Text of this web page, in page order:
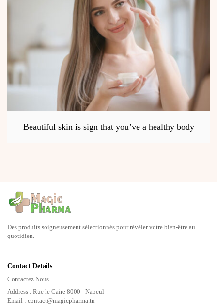
Beautiful skin is sign that you’ve a healthy body
Des produits soigneusement sélectionnés pour révéler votre bien-être au
quotidien.
Contact Details
Contactez Nous
Address : Rue le Caire 8000 - Nabeul
Email : contact@magicpharma.tn